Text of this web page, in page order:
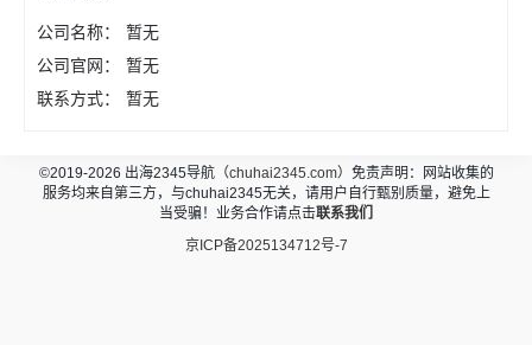
公司名称：
暂无
公司官网：
暂无
联系方式：
暂无
©2019-2026 出海2345导航（chuhai2345.com）免责声明：网站收集的
服务均来自第三方，与chuhai2345无关，请用户自行甄别质量，避免上
当受骗！业务合作请点击联系我们
京ICP备2025134712号-7